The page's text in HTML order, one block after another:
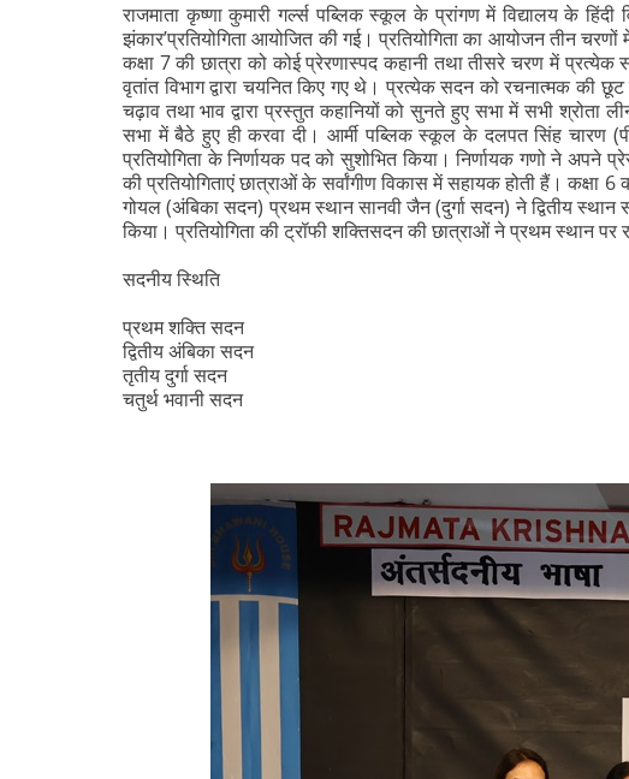
राजमाता कृष्णा कुमारी गर्ल्स पब्लिक स्कूल के प्रांगण में विद्यालय के
झंकार’प्रतियोगिता आयोजित की गई। प्रतियोगिता का आयोजन तीन
कक्षा 7 की छात्रा को कोई प्रेरणास्पद कहानी तथा तीसरे चरण में
वृतांत विभाग द्वारा चयनित किए गए थे। प्रत्येक सदन को रचनात्मक की
चढ़ाव तथा भाव द्वारा प्रस्तुत कहानियों को सुनते हुए सभा में सभी श्रोता
सभा में बैठे हुए ही करवा दी। आर्मी पब्लिक स्कूल के दलपत सिंह चारण
प्रतियोगिता के निर्णायक पद को सुशोभित किया। निर्णायक गणो ने
की प्रतियोगिताएं छात्राओं के सर्वांगीण विकास में सहायक होती हैं। कक्षा
गोयल (अंबिका सदन) प्रथम स्थान सानवी जैन (दुर्गा सदन) ने द्वितीय स्थान
किया। प्रतियोगिता की ट्रॉफी शक्तिसदन की छात्राओं ने प्रथम स्थान पर
सदनीय स्थिति
प्रथम शक्ति सदन
द्वितीय अंबिका सदन
तृतीय दुर्गा सदन
चतुर्थ भवानी सदन